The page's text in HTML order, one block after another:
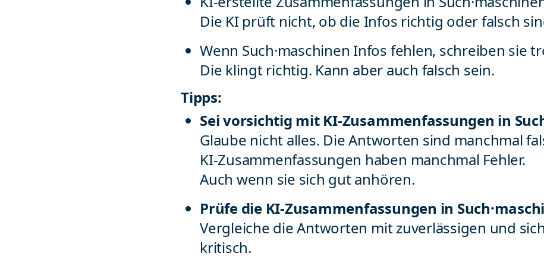
Die KI prüft nicht, ob die Infos richtig oder falsch
Wenn Such·maschinen Infos fehlen, schreiben sie
Die klingt richtig. Kann aber auch falsch sein.
Tipps:
Sei vorsichtig mit KI-Zusammenfassungen in
Glaube nicht alles. Die Antworten sind manchmal
KI-Zusammenfassungen haben manchmal Fehler.
Auch wenn sie sich gut anhören.
Prüfe die KI-Zusammenfassungen in
Vergleiche die Antworten mit zuverlässigen und
kritisch.